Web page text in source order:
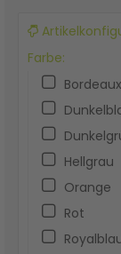
Farbe:
Bordeaux
Hellgrau
Orange
Rot